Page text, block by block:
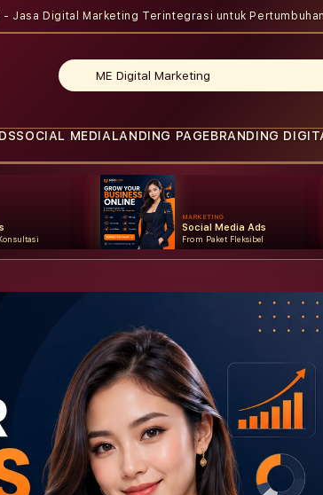
- Jasa Digital Marketing Terintegrasi untuk
SOCIAL MEDIALANDING PAGEBRANDING
MARKETING
Social Media Ads
From Paket Fleksibel